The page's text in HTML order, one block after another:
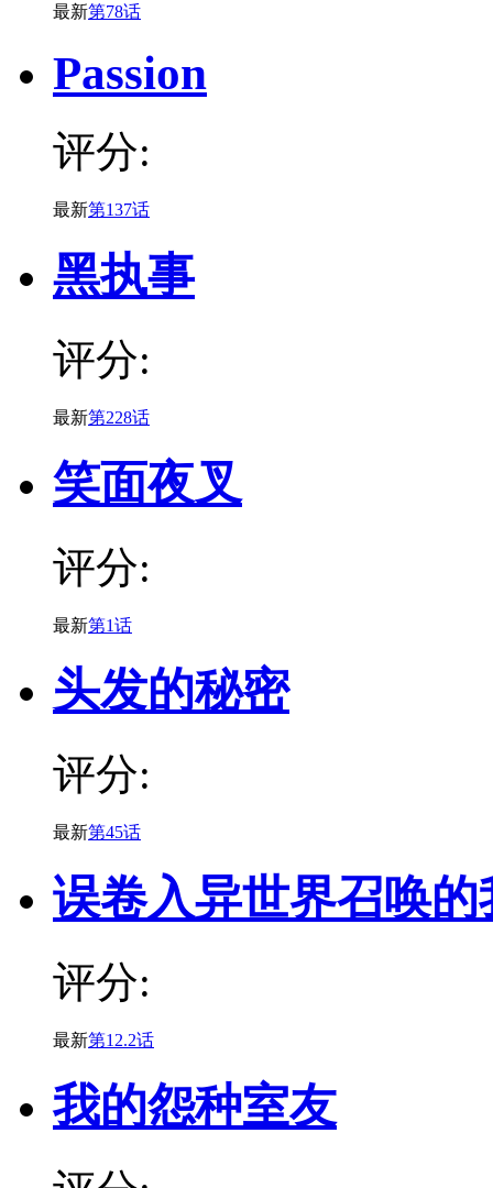
最新第78话
Passion
评分:
最新第137话
黑执事
评分:
最新第228话
笑面夜叉
评分:
最新第1话
头发的秘密
评分:
最新第45话
误卷入异世界召唤
评分:
最新第12.2话
我的怨种室友